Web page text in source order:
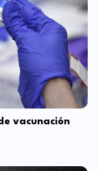
vacunación